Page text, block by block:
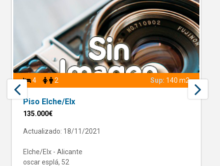
4 2 Sup: 140 m2
Piso Elche/Elx
135.000€
Actualizado: 18/11/2021
Elche/Elx - Alicante
oscar esplá, 52